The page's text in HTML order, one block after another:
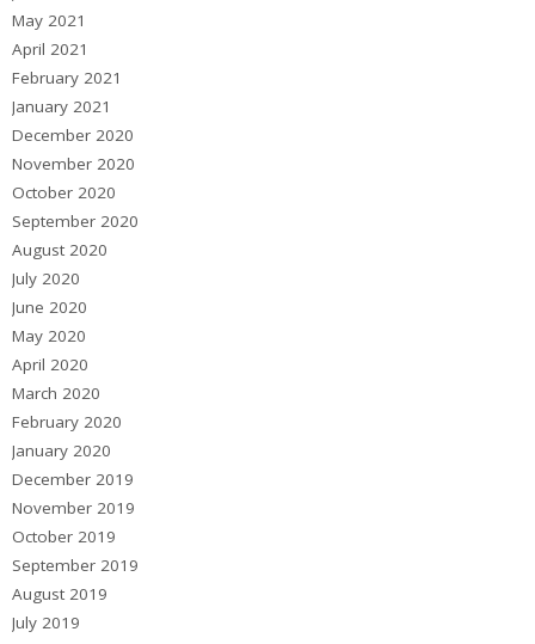
May 2021
April 2021
February 2021
January 2021
December 2020
November 2020
October 2020
September 2020
August 2020
July 2020
June 2020
May 2020
April 2020
March 2020
February 2020
January 2020
December 2019
November 2019
October 2019
September 2019
August 2019
July 2019